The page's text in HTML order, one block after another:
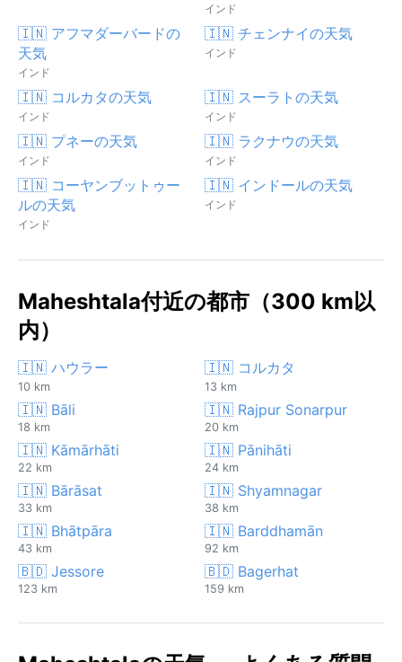
インド
🇮🇳 アフマダーバードの
天気
インド
🇮🇳 チェンナイの天気
インド
🇮🇳 コルカタの天気
インド
🇮🇳 スーラトの天気
インド
🇮🇳 プネーの天気
インド
🇮🇳 ラクナウの天気
インド
🇮🇳 コーヤンブットゥー
ルの天気
インド
🇮🇳 インドールの天気
インド
Maheshtala付近の都市（300 km以
内）
🇮🇳 ハウラー
10 km
🇮🇳 コルカタ
13 km
🇮🇳 Bāli
18 km
🇮🇳 Rajpur Sonarpur
20 km
🇮🇳 Kāmārhāti
22 km
🇮🇳 Pānihāti
24 km
🇮🇳 Bārāsat
33 km
🇮🇳 Shyamnagar
38 km
🇮🇳 Bhātpāra
43 km
🇮🇳 Barddhamān
92 km
🇧🇩 Jessore
123 km
🇧🇩 Bagerhat
159 km